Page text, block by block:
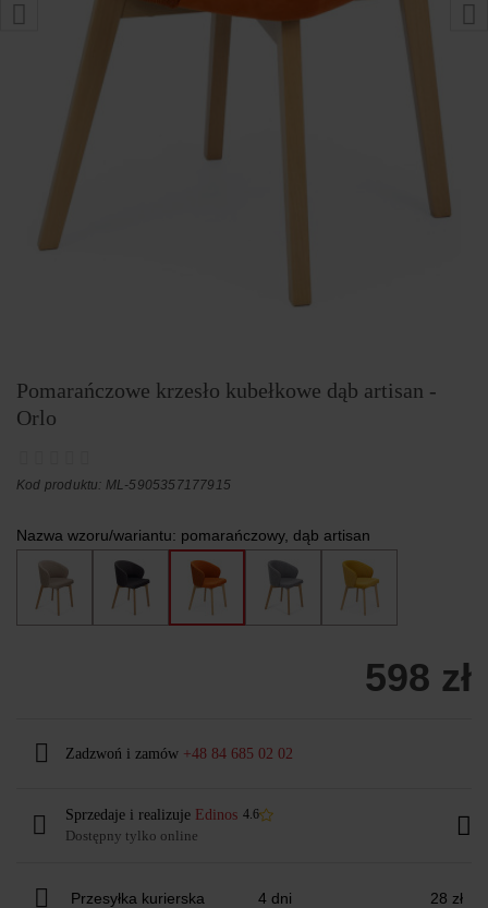
Pomarańczowe krzesło kubełkowe dąb artisan -
Orlo
Kod produktu: ML-5905357177915
Nazwa wzoru/wariantu: pomarańczowy, dąb artisan
598 zł
Zadzwoń i zamów +48 84 685 02 02
Sprzedaje i realizuje Edinos 4.6
Dostępny tylko online
Przesyłka kurierska 4 dni 28 zł